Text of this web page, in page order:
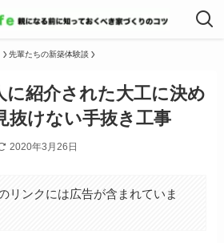
先輩たちの新築体験談
に紹介された大工に決め
抜けない手抜き工事
2020年3月26日
リンクには広告が含まれていま